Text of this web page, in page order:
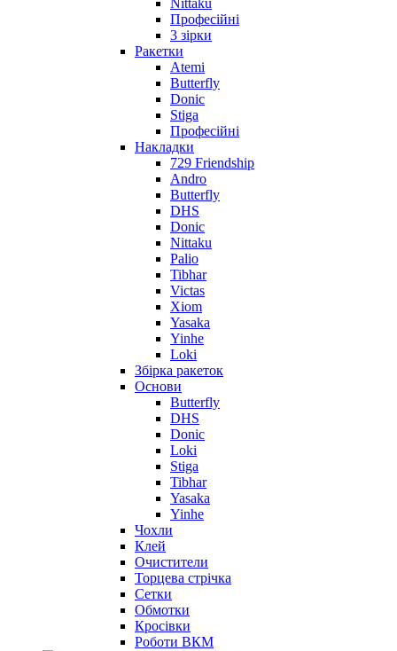
Nittaku
Професійні
3 зірки
Ракетки
Atemi
Butterfly
Donic
Stiga
Професійні
Накладки
729 Friendship
Andro
Butterfly
DHS
Donic
Nittaku
Palio
Tibhar
Victas
Xiom
Yasaka
Yinhe
Loki
Збірка ракеток
Основи
Butterfly
DHS
Donic
Loki
Stiga
Tibhar
Yasaka
Yinhe
Чохли
Клей
Очистители
Торцева стрічка
Сетки
Обмотки
Кросівки
Роботи ВКМ